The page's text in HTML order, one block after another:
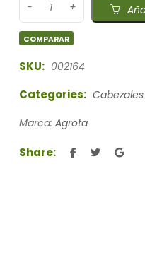
COMPARAR
SKU: 002164
Categories:
Marca: Agrota
Share: